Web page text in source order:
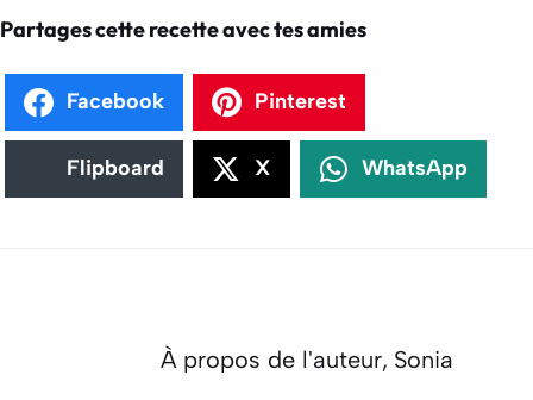
Partages cette recette avec tes amies
Facebook Pinterest
Flipboard X WhatsApp
À propos de l'auteur, Sonia